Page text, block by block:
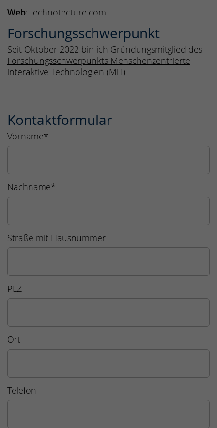
Web: technotecture.com
Forschungsschwerpunkt
Seit Oktober 2022 bin ich Gründungsmitglied des
Forschungsschwerpunkts Menschenzentrierte
interaktive Technologien (MiT)
Kontaktformular
Vorname*
Nachname*
Straße mit Hausnummer
PLZ
Ort
Telefon